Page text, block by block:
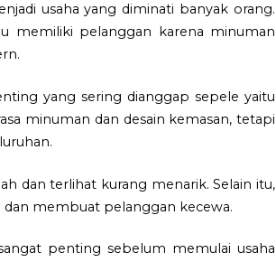
usaha yang diminati banyak orang.
memiliki pelanggan karena minuman
yang sering dianggap sepele yaitu
minuman dan desain kemasan, tetapi
dan terlihat kurang menarik. Selain itu,
dan membuat pelanggan kecewa.
penting sebelum memulai usaha